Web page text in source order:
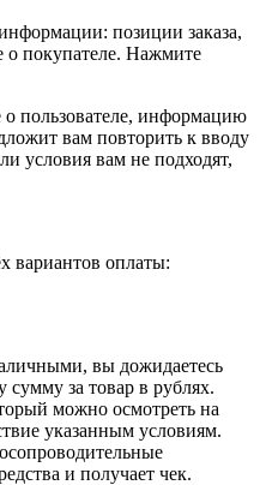
позиции заказа,
покупателе. Нажмите
пользователе, информацию
вам повторить к вводу
условия вам не подходят,
вариантов оплаты:
вы дожидаетесь
сумму за товар в рублях.
можно осмотреть на
указанным условиям.
и получает чек.